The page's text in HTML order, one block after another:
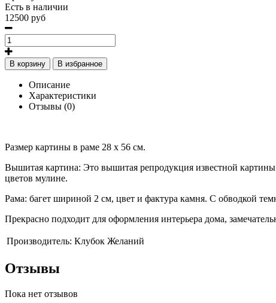
Есть в наличии
12500 руб
В корзину В избранное
Описание
Характеристики
Отзывы (0)
Размер картины в раме 28 х 56 см.
Вышитая картина: Это вышитая репродукция известной
цветов мулине.
Рама: багет шириной 2 см, цвет и фактура камня. С обводкой
Прекрасно подходит для оформления интерьера дома,
Производитель: Клубок Желаний
Отзывы
Пока нет отзывов